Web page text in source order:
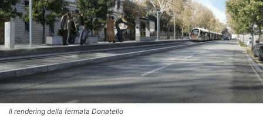
Il rendering della fermata Donatello